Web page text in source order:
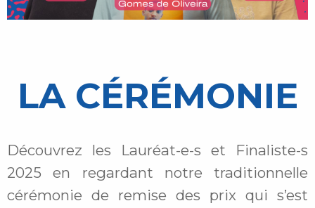
LA CÉRÉMONIE
Découvrez les Lauréat-e-s et Finaliste-s
2025 en regardant notre traditionnelle
cérémonie de remise des prix qui s’est